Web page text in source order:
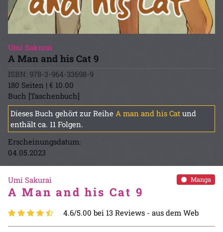
Umi Sakurai
A Man and his Cat 9
ISBN: 978-3-964-33698-9
180 Seiten | € 10.00
Buch [Taschenbuch]
Dieses Buch gehört zur Reihe A man and his Cat und
enthält ca. 11 Folgen.
Erscheinungsdatum:
04.05.2023
Manga
Umi Sakurai
A Man and his Cat 9
4.6/5.00 bei 13 Reviews - aus dem Web